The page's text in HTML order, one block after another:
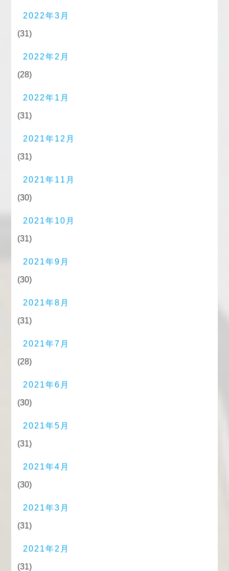
2022年3月
(31)
2022年2月
(28)
2022年1月
(31)
2021年12月
(31)
2021年11月
(30)
2021年10月
(31)
2021年9月
(30)
2021年8月
(31)
2021年7月
(28)
2021年6月
(30)
2021年5月
(31)
2021年4月
(30)
2021年3月
(31)
2021年2月
(31)